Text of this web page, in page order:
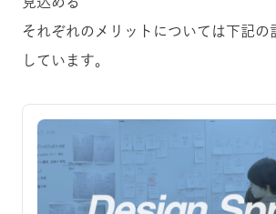
それぞれのメリットについては下記の
しています。